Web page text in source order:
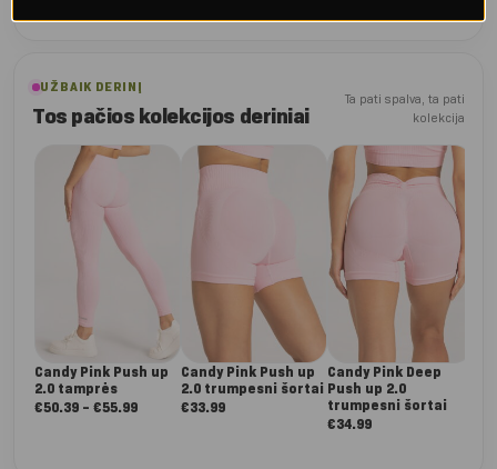
UŽBAIK DERINĮ
Tos pačios kolekcijos deriniai
Ta pati spalva, ta pati
kolekcija
Candy Pink Push up
2.0 tamprės
€50.39 – €55.99Nuo:
Candy Pink Push up
2.0 trumpesni šortai
€33.99
Candy Pink Deep
Push up 2.0
trumpesni šortai
€34.99